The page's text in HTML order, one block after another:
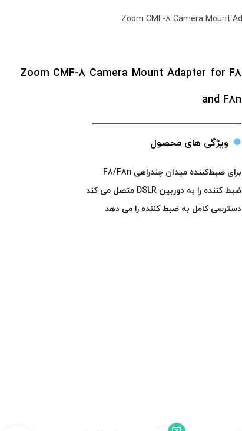
Zoom CMF-8 Camera Mount Adapter for F8
and F8n
ویژگی های محصول
برای ضبط‌کننده میدان چندراهی F8/F8n
ضبط کننده را به دوربین DSLR متصل می کند
دسترسی کامل به ضبط کننده را می دهد